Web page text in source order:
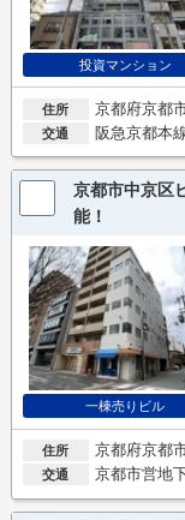
投資マンション
住所 京都府京都
交通 阪急京都本
京都市中京区
能！
一棟売りビル
住所 京都府京都
交通 京都市営地